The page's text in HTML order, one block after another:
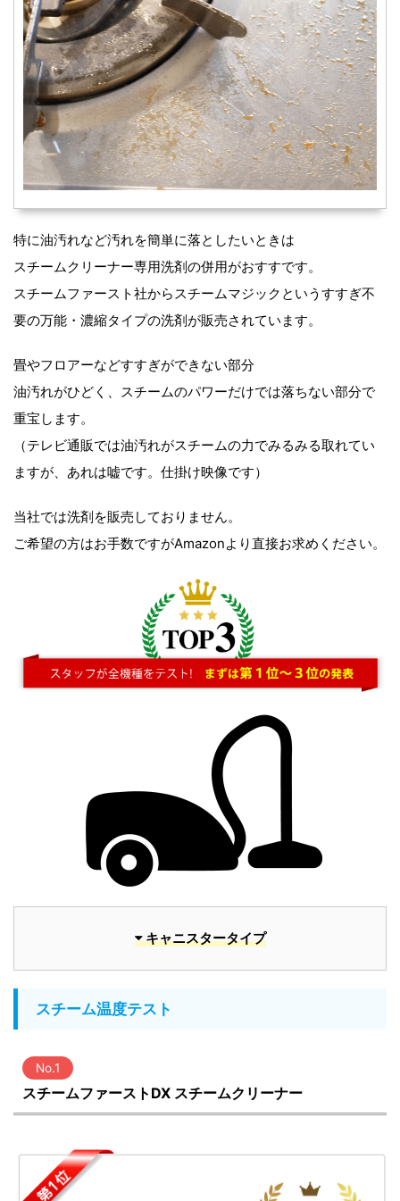
特に油汚れなど汚れを簡単に落としたいときは
スチームクリーナー専用洗剤の併用がおすすです。
スチームファースト社からスチームマジックというすすぎ不
要の万能・濃縮タイプの洗剤が販売されています。
畳やフロアーなどすすぎができない部分
油汚れがひどく、スチームのパワーだけでは落ちない部分で
重宝します。
（テレビ通販では油汚れがスチームの力でみるみる取れてい
ますが、あれは嘘です。仕掛け映像です）
当社では洗剤を販売しておりません。
ご希望の方はお手数ですがAmazonより直接お求めください。
キャニスタータイプ
スチーム温度テスト
No.1
スチームファーストDX スチームクリーナー